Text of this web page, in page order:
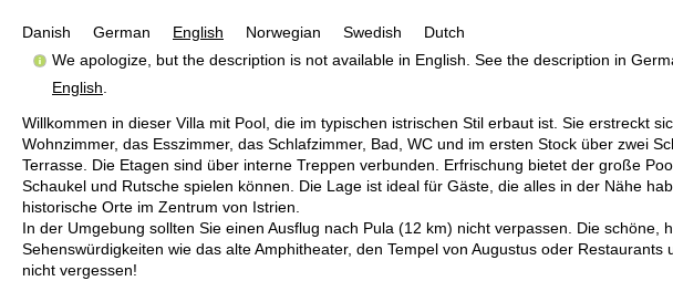
Danish German English Norwegian Swedish
Dutch
We apologize, but the description is not available in English. See the description in
English.
Willkommen in dieser Villa mit Pool, die im typischen istrischen Stil erbaut ist. Sie erstreckt
Wohnzimmer, das Esszimmer, das Schlafzimmer, Bad, WC und im ersten Stock über zwei
Terrasse. Die Etagen sind über interne Treppen verbunden. Erfrischung bietet der große
Schaukel und Rutsche spielen können. Die Lage ist ideal für Gäste, die alles in der Nähe
historische Orte im Zentrum von Istrien.
In der Umgebung sollten Sie einen Ausflug nach Pula (12 km) nicht verpassen. Die schöne,
Sehenswürdigkeiten wie das alte Amphitheater, den Tempel von Augustus oder
nicht vergessen!